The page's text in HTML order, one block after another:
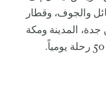
والجوف، وقطار
جدة، المدينة ومكة